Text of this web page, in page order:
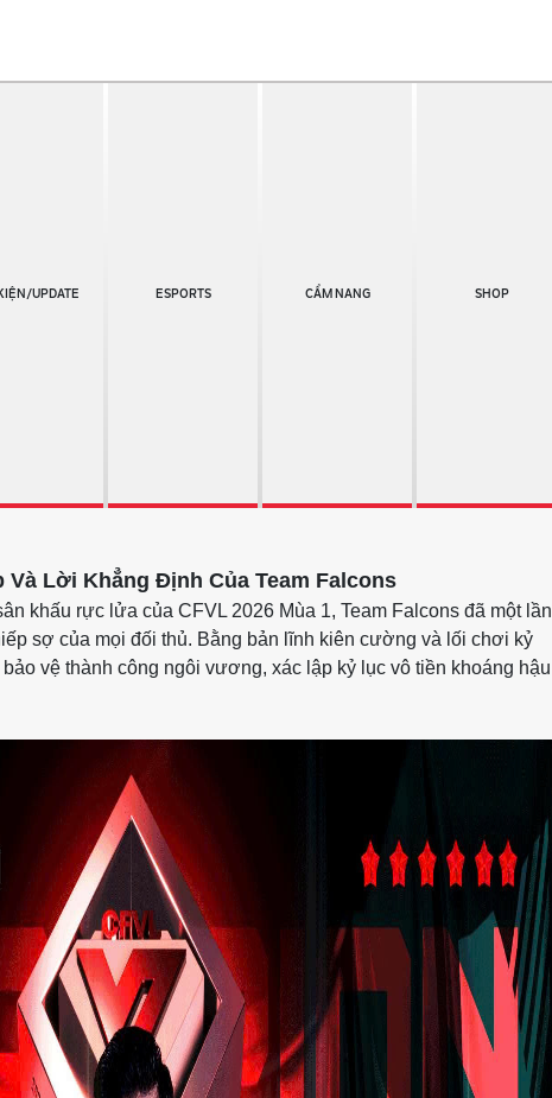
UPDATE ESPORTS CẨM NANG SHOP
Lời Khẳng Định Của Team Falcons
khấu rực lửa của CFVL 2026 Mùa 1, Team Falcons đã một lần
sợ của mọi đối thủ. Bằng bản lĩnh kiên cường và lối chơi kỷ
vệ thành công ngôi vương, xác lập kỷ lục vô tiền khoáng hậu